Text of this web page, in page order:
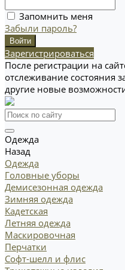
Запомнить меня
Забыли пароль?
Зарегистрироваться
После регистрации на
отслеживание состояния
другие новые
Одежда
Назад
Одежда
Головные уборы
Демисезонная одежда
Зимняя одежда
Кадетская
Летняя одежда
Маскировочная
Перчатки
Софт-шелл и флис